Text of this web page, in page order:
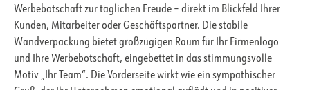
Werbebotschaft zur täglichen Freude – direkt im Blickfeld Ihrer
Kunden, Mitarbeiter oder Geschäftspartner. Die stabile
Wandverpackung bietet großzügigen Raum für Ihr Firmenlogo
und Ihre Werbebotschaft, eingebettet in das stimmungsvolle
Motiv „Ihr Team“. Die Vorderseite wirkt wie ein sympathischer